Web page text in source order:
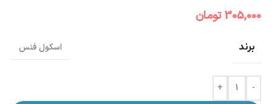
305,000 تومان
برند اسکول فنس
-
+